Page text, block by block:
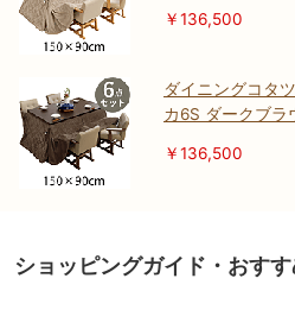
￥136,500
ダイニングコタ
カ6S ダークブラ
￥136,500
ショッピングガイド・おす